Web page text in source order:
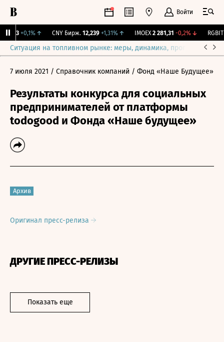
Войти
+0,1% ↑ CNY Бирж. 12,239 +1,31% ↑ IMOEX 2 281,31 -0,2%↓ RGBITR
Ситуация на топливном рынке: меры, динамика, прогнозы
7 июля 2021 / Справочник компаний / Фонд «Наше Будущее»
Результаты конкурса для социальных
предпринимателей от платформы
todogood и Фонда «Наше будущее»
Архив
Оригинал пресс-релиза
ДРУГИЕ ПРЕСС-РЕЛИЗЫ
Показать еще